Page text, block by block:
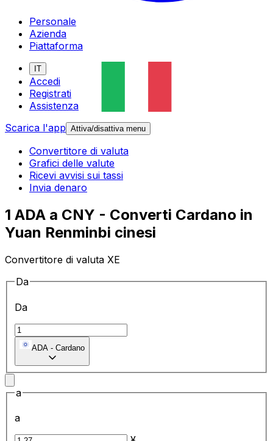
Personale
Azienda
Piattaforma
IT
Accedi
Registrati
Assistenza
Scarica l'app Attiva/disattiva menu
Convertitore di valuta
Grafici delle valute
Ricevi avvisi sui tassi
Invia denaro
1 ADA a CNY - Converti Cardano in
Yuan Renminbi cinesi
Convertitore di valuta XE
Da
Da
ADA - Cardano
a
a